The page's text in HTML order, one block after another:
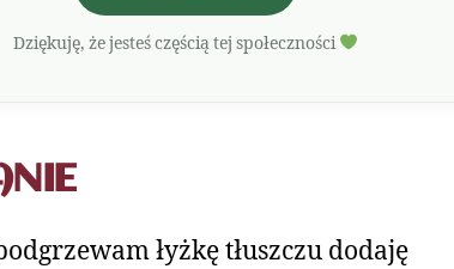
Dziękuję, że jesteś częścią tej społeczności
łyżkę tłuszczu dodaję